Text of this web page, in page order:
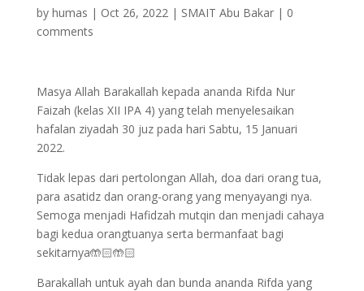
by humas | Oct 26, 2022| SMAIT Abu Bakar| 0
comments
Masya Allah Barakallah kepada ananda Rifda Nur
Faizah (kelas XII IPA 4) yang telah menyelesaikan
hafalan ziyadah 30 juz pada hari Sabtu, 15 Januari
2022.
Tidak lepas dari pertolongan Allah, doa dari orang tua,
para asatidz dan orang-orang yang menyayangi nya.
Semoga menjadi Hafidzah mutqin dan menjadi cahaya
bagi kedua orangtuanya serta bermanfaat bagi
sekitarnya🤲🏻🤲🏻
Barakallah untuk ayah dan bunda ananda Rifda yang